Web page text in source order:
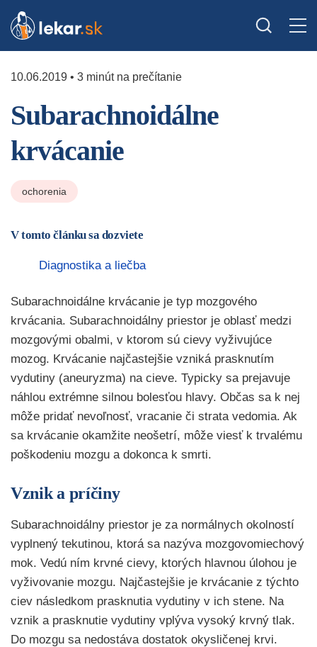
10.06.2019 • 3 minút na prečítanie
Subarachnoidálne
krvácanie
ochorenia
V tomto článku sa dozviete
Diagnostika a liečba
Subarachnoidálne krvácanie je typ mozgového
krvácania. Subarachnoidálny priestor je oblasť medzi
mozgovými obalmi, v ktorom sú cievy vyživujúce
mozog. Krvácanie najčastejšie vzniká prasknutím
vydutiny (aneuryzma) na cieve. Typicky sa prejavuje
náhlou extrémne silnou bolesťou hlavy. Občas sa k nej
môže pridať nevoľnosť, vracanie či strata vedomia. Ak
sa krvácanie okamžite neošetrí, môže viesť k trvalému
poškodeniu mozgu a dokonca k smrti.
Vznik a príčiny
Subarachnoidálny priestor je za normálnych okolností
vyplnený tekutinou, ktorá sa nazýva mozgovomiechový
mok. Vedú ním krvné cievy, ktorých hlavnou úlohou je
vyživovanie mozgu. Najčastejšie je krvácanie z týchto
ciev následkom prasknutia vydutiny v ich stene. Na
vznik a prasknutie vydutiny vplýva vysoký krvný tlak.
Do mozgu sa nedostáva dostatok okysličenej krvi.